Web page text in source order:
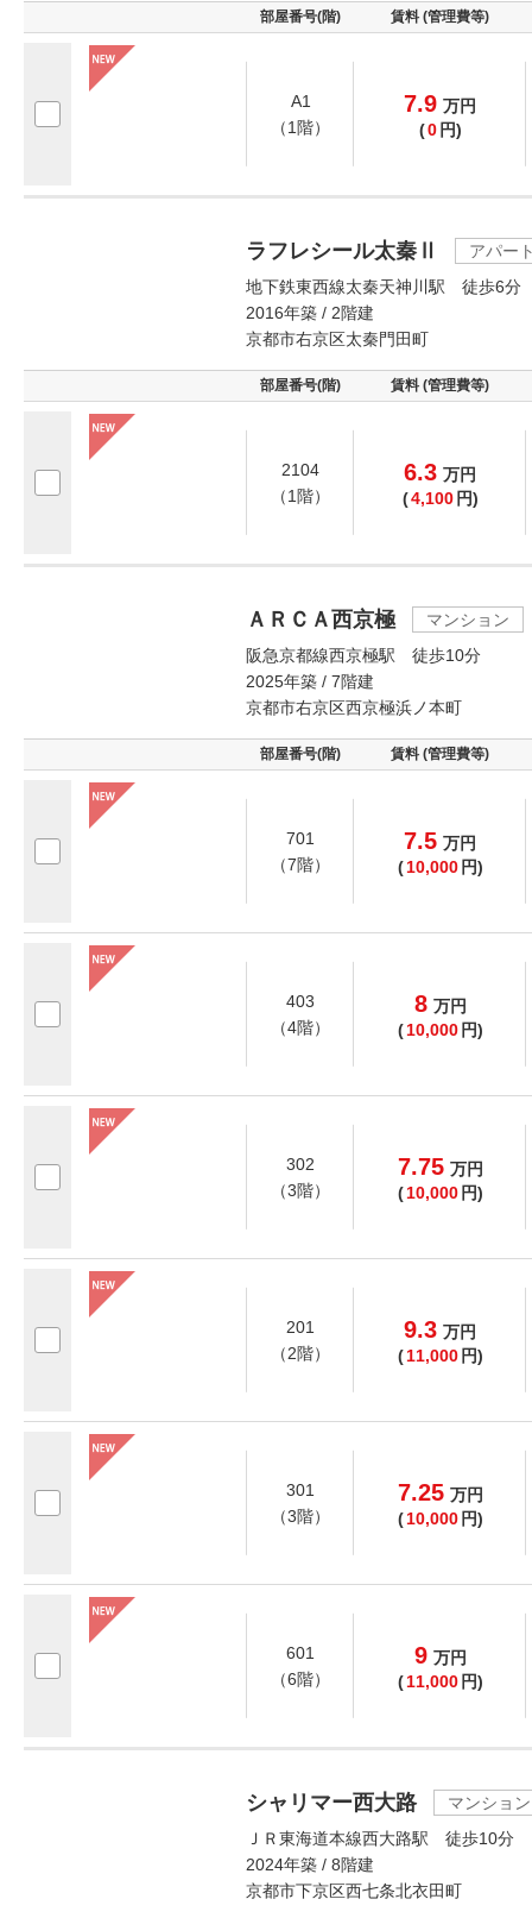
部屋番号(階) 賃料 (管理費等)
A1
（1階）
7.9 万円
(0 円)
ラフレシール太秦Ⅱ
アパー
地下鉄東西線太秦天神川駅 徒歩6分
2016年築 / 2階建
京都市右京区太秦門田町
部屋番号(階) 賃料 (管理費等)
2104
（1階）
6.3 万円
(4,100 円)
ＡＲＣＡ西京極
マンション
阪急京都線西京極駅 徒歩10分
2025年築 / 7階建
京都市右京区西京極浜ノ本町
部屋番号(階) 賃料 (管理費等)
701
（7階）
7.5 万円
( 10,000 円)
403
（4階）
8 万円
( 10,000 円)
302
（3階）
7.75 万円
( 10,000 円)
201
（2階）
9.3 万円
( 11,000 円)
301
（3階）
7.25 万円
( 10,000 円)
601
（6階）
9 万円
( 11,000 円)
シャリマー西大路
マンション
ＪＲ東海道本線西大路駅 徒歩10分
2024年築 / 8階建
京都市下京区西七条北衣田町